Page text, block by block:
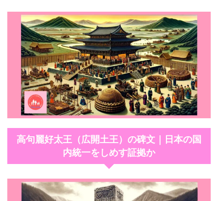
高句麗好太王（広開土王）の碑文｜日本の国
内統一をしめす証拠か